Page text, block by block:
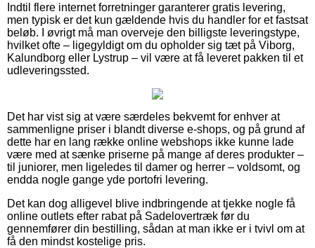
Indtil flere internet forretninger garanterer gratis levering,
men typisk er det kun gældende hvis du handler for et fastsat
beløb. I øvrigt må man overveje den billigste leveringstype,
hvilket ofte – ligegyldigt om du opholder sig tæt på Viborg,
Kalundborg eller Lystrup – vil være at få leveret pakken til et
udleveringssted.
Det har vist sig at være særdeles bekvemt for enhver at
sammenligne priser i blandt diverse e-shops, og på grund af
dette har en lang række online webshops ikke kunne lade
være med at sænke priserne på mange af deres produkter –
til juniorer, men ligeledes til damer og herrer – voldsomt, og
endda nogle gange yde portofri levering.
Det kan dog alligevel blive indbringende at tjekke nogle få
online outlets efter rabat på Sadelovertræk før du
gennemfører din bestilling, sådan at man ikke er i tvivl om at
få den mindst kostelige pris.